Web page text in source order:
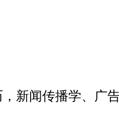
新闻传播学、广